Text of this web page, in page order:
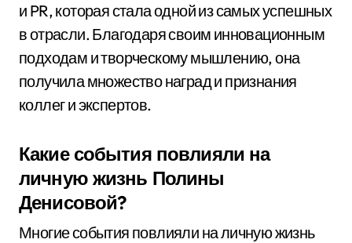
и PR, которая стала одной из самых успешных
в отрасли. Благодаря своим инновационным
подходам и творческому мышлению, она
получила множество наград и признания
коллег и экспертов.
Какие события повлияли на
личную жизнь Полины
Денисовой?
Многие события повлияли на личную жизнь